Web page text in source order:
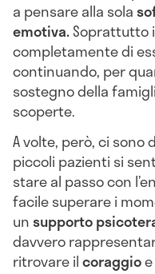
a pensare alla sola
emotiva.Soprattutto
completamente di
continuando, per
sostegno della
scoperte.
A volte, però, ci sono
piccoli pazienti si
stare al passo con
facile superare i
unsupporto
davvero
ritrovare ilcoraggio